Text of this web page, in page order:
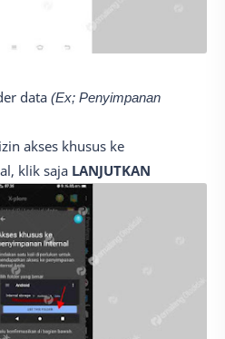
data (Ex; Penyimpanan
akses khusus ke
klik saja LANJUTKAN